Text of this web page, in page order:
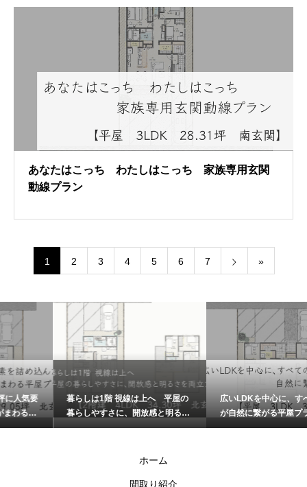
あなたはこっち わたしはこっち 家族専用玄関
動線プラン
1 2 3 4 5 6 7 »
暮らしは1階 視線は上へ 平屋の
暮らしやすさに、開放感と明るさ
を両立プラン
広いLDKを中心に、すべての動線
が自然に繋がる平屋プラン
ホーム
間取り紹介